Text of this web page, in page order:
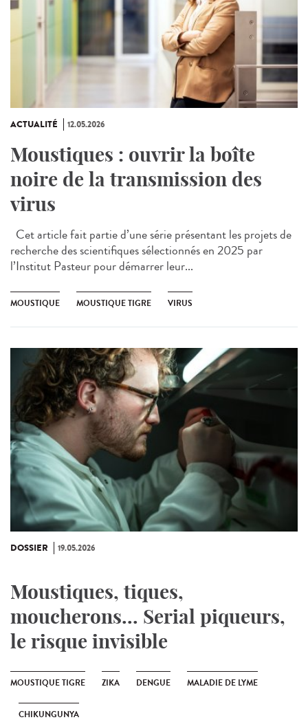
ACTUALITÉ 12.05.2026
Moustiques : ouvrir la boîte
noire de la transmission des
virus
Cet article fait partie d’une série présentant les projets de
recherche des scientifiques sélectionnés en 2025 par
l’Institut Pasteur pour démarrer leur...
MOUSTIQUE MOUSTIQUE TIGRE VIRUS
DOSSIER 19.05.2026
Moustiques, tiques,
moucherons... Serial piqueurs,
le risque invisible
MOUSTIQUE TIGRE ZIKA DENGUE MALADIE DE LYME
CHIKUNGUNYA